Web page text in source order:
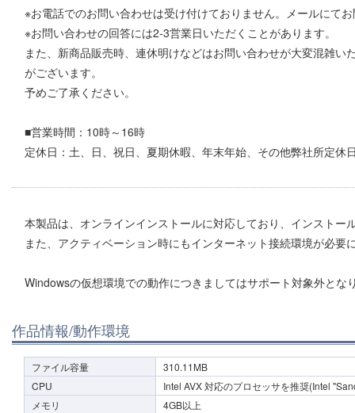
※お電話でのお問い合わせは受け付けておりません。メールにて
※お問い合わせの回答には2-3営業日いただくことがあります。
また、新商品販売時、連休明けなどはお問い合わせが大変混雑
がございます。
予めご了承ください。
■営業時間：10時～16時
定休日：土、日、祝日、夏期休暇、年末年始、その他弊社所定休
本製品は、オンラインインストールに対応しており、インストー
また、アクティベーション時にもインターネット接続環境が必要
Windowsの仮想環境での動作につきましてはサポート対象外とな
作品情報/動作環境
ファイル容量
310.11MB
CPU
Intel AVX 対応のプロセッサを推奨(Intel
メモリ
4GB以上